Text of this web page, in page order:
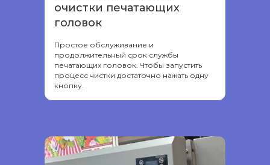
очистки печатающих
головок
Простое обслуживание и
продолжительный срок службы
печатающих головок. Чтобы запустить
процесс чистки достаточно нажать одну
кнопку.